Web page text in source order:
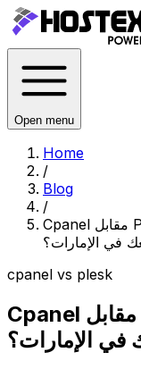
Open menu
Home
/
Blog
/
Cpanel مقابل Plesk: أي لوحة تحكم تناسب استضافة
في الإمارات؟
cpanel vs plesk
Cpanel مقابل Plesk: أي لوحة تحكم
الإمارات؟